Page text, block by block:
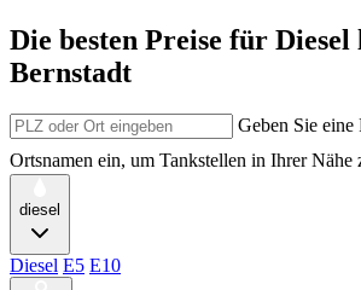
Die besten Preise für Diesel
Bernstadt
Geben Sie eine
Ortsnamen ein, um Tankstellen in Ihrer Nähe
diesel
Diesel E5 E10